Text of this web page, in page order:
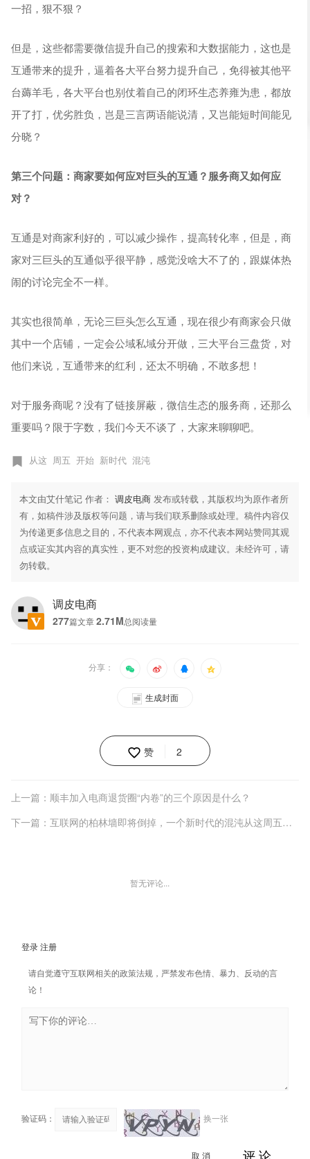
一招，狠不狠？
但是，这些都需要微信提升自己的搜索和大数据能力，这也是
互通带来的提升，逼着各大平台努力提升自己，免得被其他平
台薅羊毛，各大平台也别仗着自己的闭环生态养雍为患，都放
开了打，优劣胜负，岂是三言两语能说清，又岂能短时间能见
分晓？
第三个问题：商家要如何应对巨头的互通？服务商又如何应
对？
互通是对商家利好的，可以减少操作，提高转化率，但是，商
家对三巨头的互通似乎很平静，感觉没啥大不了的，跟媒体热
闹的讨论完全不一样。
其实也很简单，无论三巨头怎么互通，现在很少有商家会只做
其中一个店铺，一定会公域私域分开做，三大平台三盘货，对
他们来说，互通带来的红利，还太不明确，不敢多想！
对于服务商呢？没有了链接屏蔽，微信生态的服务商，还那么
重要吗？限于字数，我们今天不谈了，大家来聊聊吧。
从这 周五 开始 新时代 混沌
本文由艾什笔记 作者：调皮电商 发布或转载，其版权均为原作者所
有，如稿件涉及版权等问题，请与我们联系删除或处理。稿件内容仅
为传递更多信息之目的，不代表本网观点，亦不代表本网站赞同其观
点或证实其内容的真实性，更不对您的投资构成建议。未经许可，请
勿转载。
调皮电商
277篇文章 2.71M总阅读量
分享：
生成封面
赞 2
上一篇：顺丰加入电商退货圈“内卷”的三个原因是什么？
下一篇：互联网的柏林墙即将倒掉，一个新时代的混沌从这周五开始！
暂无评论...
登录 注册
请自觉遵守互联网相关的政策法规，严禁发布色情、暴力、反动的言
论！
验证码： 换一张
评 论
取 消